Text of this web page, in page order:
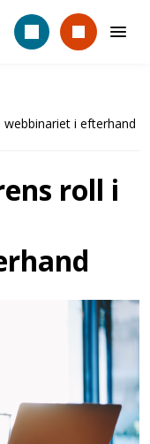
i efterhand
roll i